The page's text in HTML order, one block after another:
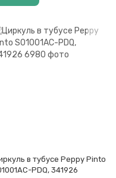
в тубусе Peppy Pinto
PDQ, 341926